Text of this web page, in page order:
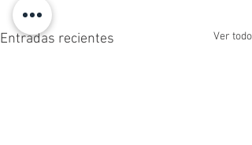
Entradas recientes Ver todo